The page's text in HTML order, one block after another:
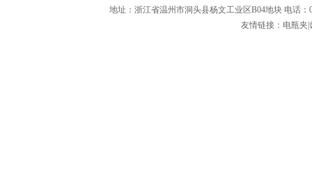
地址：浙江省温州市洞头县杨文工业区B04地块 电话：
友情链接： 电瓶夹